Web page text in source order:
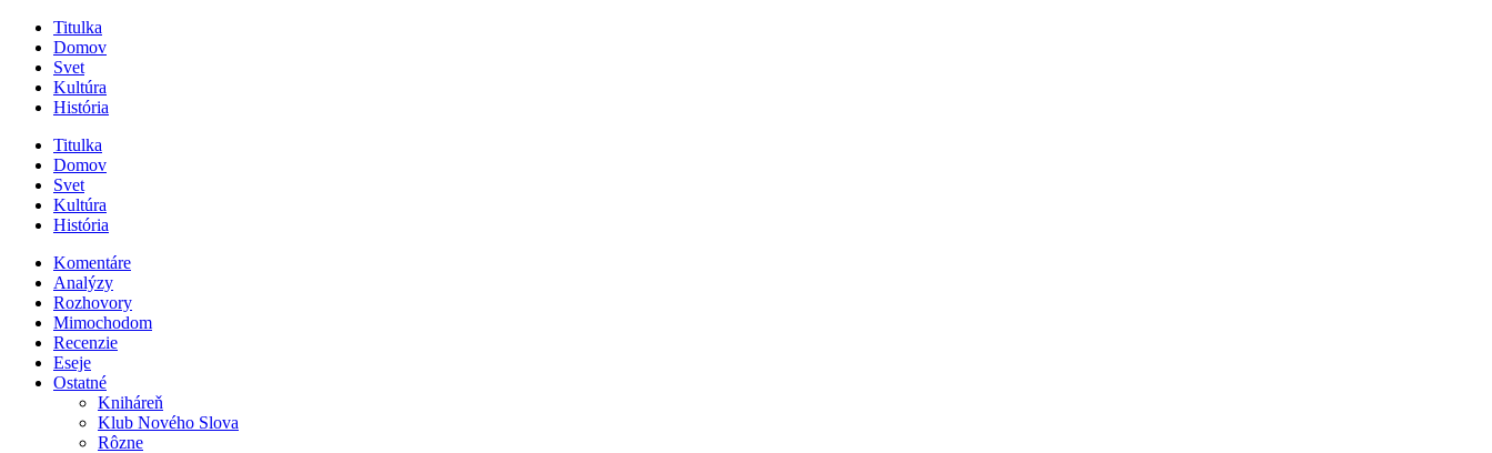
Titulka
Domov
Svet
Kultúra
História
Titulka
Domov
Svet
Kultúra
História
Komentáre
Analýzy
Rozhovory
Mimochodom
Recenzie
Eseje
Ostatné
Kniháreň
Klub Nového Slova
Rôzne